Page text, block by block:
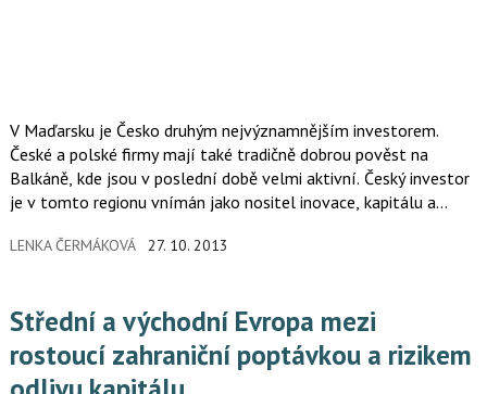
V Maďarsku je Česko druhým nejvýznamnějším investorem.
České a polské firmy mají také tradičně dobrou pověst na
Balkáně, kde jsou v poslední době velmi aktivní. Český investor
je v tomto regionu vnímán jako nositel inovace, kapitálu a
LENKA ČERMÁKOVÁ 27. 10. 2013
Střední a východní Evropa mezi
rostoucí zahraniční poptávkou a rizikem